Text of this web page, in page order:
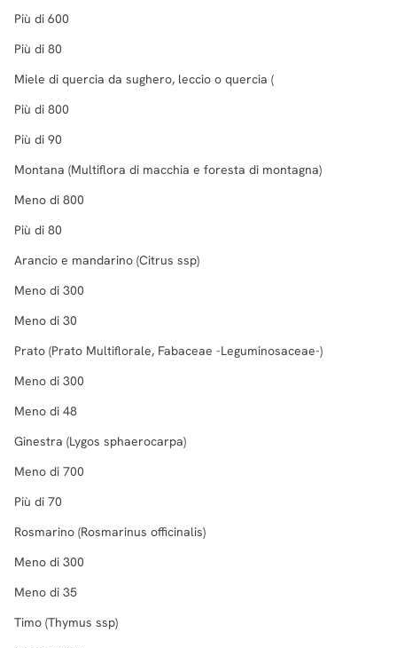
Più di 600
Più di 80
Miele di quercia da sughero, leccio o quercia (
Più di 800
Più di 90
Montana (Multiflora di macchia e foresta di montagna)
Meno di 800
Più di 80
Arancio e mandarino (Citrus ssp)
Meno di 300
Meno di 30
Prato (Prato Multiflorale, Fabaceae -Leguminosaceae-)
Meno di 300
Meno di 48
Ginestra (Lygos sphaerocarpa)
Meno di 700
Più di 70
Rosmarino (Rosmarinus officinalis)
Meno di 300
Meno di 35
Timo (Thymus ssp)